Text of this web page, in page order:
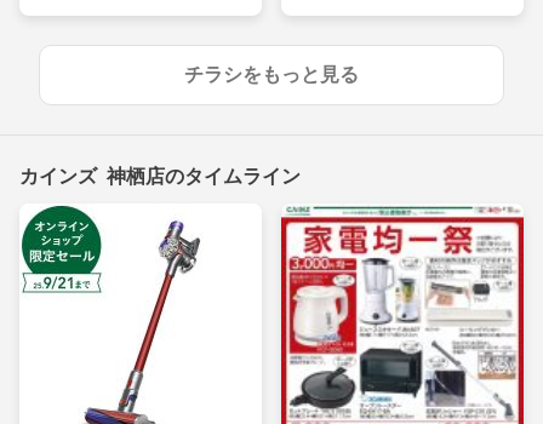
チラシをもっと見る
カインズ 神栖店のタイムライン